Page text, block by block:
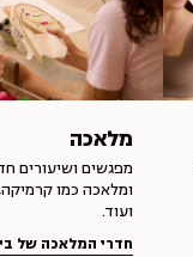
מלאכה
מפגשים ושיעורים
ומלאכה כמו
ועוד.
חדרי המלאכה של